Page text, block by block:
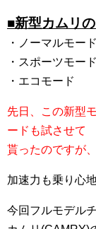
■新型カムリ
・ノーマルモード
・スポーツモード
・エコモード
先日、この新型
ードも試させて
貰ったのですが
加速力も乗り心
今回フルモデル